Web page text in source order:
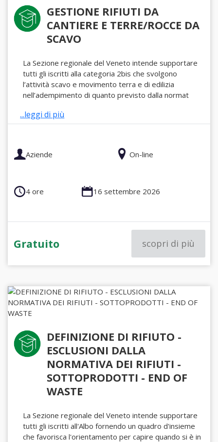
GESTIONE RIFIUTI DA
CANTIERE E TERRE/ROCCE DA
SCAVO
La Sezione regionale del Veneto intende supportare
tutti gli iscritti alla categoria 2bis che svolgono
l’attività scavo e movimento terra e di edilizia
nell’adempimento di quanto previsto dalla normat
...leggi di più
Aziende On-line
4 ore 16 settembre 2026
Gratuito scopri di più
DEFINIZIONE DI RIFIUTO -
ESCLUSIONI DALLA
NORMATIVA DEI RIFIUTI -
SOTTOPRODOTTI - END OF
WASTE
La Sezione regionale del Veneto intende supportare
tutti gli iscritti all'Albo fornendo un quadro d'insieme
che favorisca l'orientamento per capire quando si è in